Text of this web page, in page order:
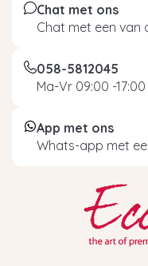
Chat met ons
Chat met een van
058-5812045
Ma-Vr 09:00 -17:00
App met ons
Whats-app met